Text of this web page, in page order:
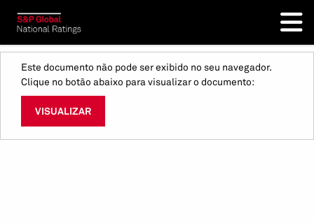
Este documento não pode ser exibido no seu navegador.
Clique no botão abaixo para visualizar o documento:
VISUALIZAR